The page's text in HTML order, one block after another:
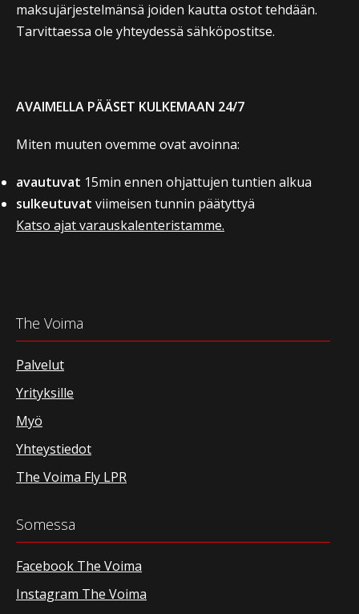
maksujärjestelmänsä joiden kautta ostot tehdään.
Tarvittaessa ole yhteydessä sähköpostitse.
AVAIMELLA PÄÄSET KULKEMAAN 24/7
Miten muuten ovemme ovat avoinna:
avautuvat 15min ennen ohjattujen tuntien alkua
sulkeutuvat viimeisen tunnin päätyttyä
Katso ajat varauskalenteristamme.
The Voima
Palvelut
Yrityksille
Myö
Yhteystiedot
The Voima Fly LPR
Somessa
Facebook The Voima
Instagram The Voima